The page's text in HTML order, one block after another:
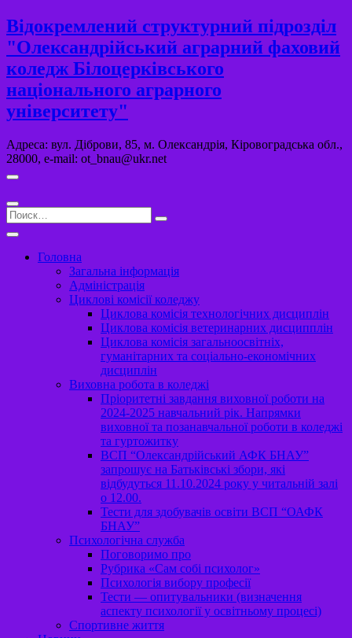
Перейти
к
содержимому
Відокремлений структурний підрозділ
"Олександрійський аграрний фаховий
коледж Білоцерківського
національного аграрного
університету"
Адреса: вул. Діброви, 85, м. Олександрія, Кіровоградська обл.,
28000, e-mail: ot_bnau@ukr.net
Поиск…
Головна
Загальна інформація
Адміністрація
Циклові комісії коледжу
Циклова комісія технологічних дисциплін
Циклова комісія ветеринарних дисципплін
Циклова комісія загальноосвітніх,
гуманітарних та соціально-економічних
дисциплін
Виховна робота в коледжі
Пріоритетні завдання виховної роботи на
2024-2025 навчальний рік. Напрямки
виховної та позанавчальної роботи в коледжі
та гуртожитку
ВСП “Олександрійський АФК БНАУ”
запрошує на Батьківські збори, які
відбудуться 11.10.2024 року у читальній залі
о 12.00.
Тести для здобувачів освіти ВСП “ОАФК
БНАУ”
Психологічна служба
Поговоримо про
Рубрика «Сам собі психолог»
Психологія вибору професії
Тести — опитувальники (визначення
аспекту психології у освітньому процесі)
Спортивне життя